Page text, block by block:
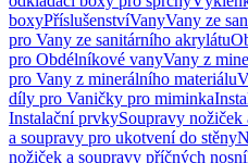
boxyPříslušenstvíVanyVany ze
pro Vany ze sanitárního akrylátu
pro Obdélníkové vanyVany z
pro Vany z minerálního materiálu
díly pro Vaničky pro miminka
Instalační prvkySoupravy
a soupravy pro ukotvení do stěny
nožiček a soupravy příčných